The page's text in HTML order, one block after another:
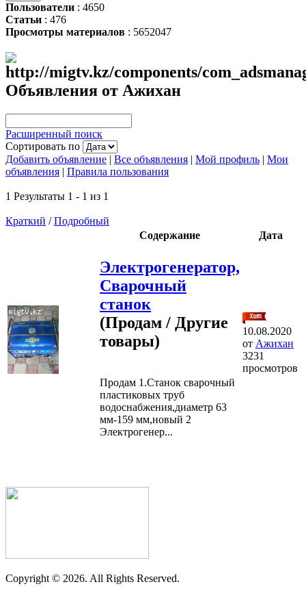
Пользователи : 4650
Статьи : 476
Просмотры материалов : 5652047
Объявления от Ажихан
Расширенный поиск
Сортировать по
Добавить объявление | Все объявления | Мой профиль | Мои
объявления | Правила пользования
1 Результаты 1 - 1 из 1
Краткий /Подробный
Содержание
Дата
Электрогенератор,
Сварочный
станок
(Продам / Другие
товары)
Продам 1.Станок сварочный
пластиковых труб
водоснабжения,диаметр 63
мм-159 мм,новый 2
Электрогенер...
10.08.2020
от Ажихан
3231
просмотров
Copyright © 2026. All Rights Reserved.